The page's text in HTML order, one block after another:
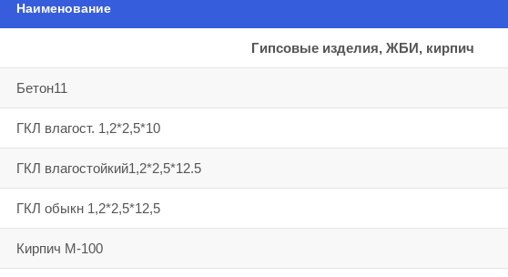
Наименование
Гипсовые изделия, ЖБИ, кирпич
Бетон11
ГКЛ влагост. 1,2*2,5*10
ГКЛ влагостойкий1,2*2,5*12.5
ГКЛ обыкн 1,2*2,5*12,5
Кирпич М-100